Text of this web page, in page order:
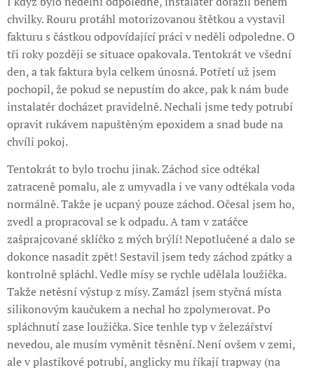
chvilky. Rouru protáhl motorizovanou štětkou a vystavil
fakturu s částkou odpovídající práci v neděli odpoledne. O
tři roky později se situace opakovala. Tentokrát ve všední
den, a tak faktura byla celkem únosná. Potřetí už jsem
pochopil, že pokud se nepustím do akce, pak k nám bude
instalatér docházet pravidelně. Nechali jsme tedy potrubí
opravit rukávem napuštěným epoxidem a snad bude na
chvíli pokoj.
Tentokrát to bylo trochu jinak. Záchod sice odtékal
zatraceně pomalu, ale z umyvadla i ve vany odtékala voda
normálně. Takže je ucpaný pouze záchod. Očesal jsem ho,
zvedl a propracoval se k odpadu. A tam v zatáčce
zašprajcované sklíčko z mých brýlí! Nepotlučené a dalo se
dokonce nasadit zpět! Sestavil jsem tedy záchod zpátky a
kontrolně spláchl. Vedle mísy se rychle udělala loužička.
Takže netěsní výstup z mísy. Zamázl jsem styčná místa
silikonovým kaučukem a nechal ho zpolymerovat. Po
spláchnutí zase loužička. Sice tenhle typ v železářství
nevedou, ale musím vyměnit těsnění. Není ovšem v zemi,
ale v plastikové potrubí, anglicky mu říkají trapway (na